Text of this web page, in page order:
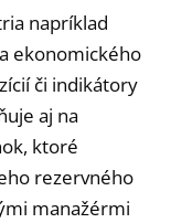
napríklad
ekonomického
či indikátory
aj na
ktoré
rezervného
manažérmi